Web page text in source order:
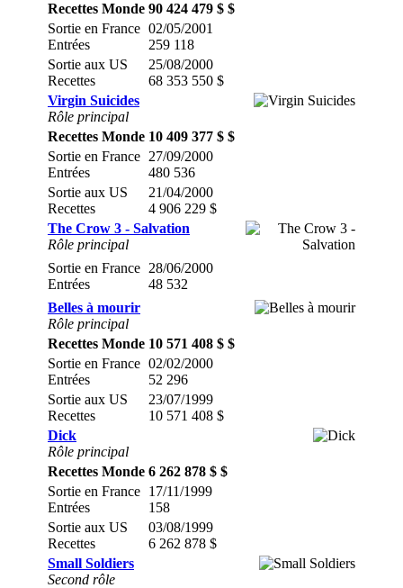
Recettes Monde 90 424 479 $ $
Sortie en France
Entrées
02/05/2001
259 118
Sortie aux US
Recettes
25/08/2000
68 353 550 $
Virgin Suicides
Rôle principal
Recettes Monde 10 409 377 $ $
Sortie en France
Entrées
27/09/2000
480 536
Sortie aux US
Recettes
21/04/2000
4 906 229 $
The Crow 3 - Salvation
Rôle principal
Sortie en France
Entrées
28/06/2000
48 532
Belles à mourir
Rôle principal
Recettes Monde 10 571 408 $ $
Sortie en France
Entrées
02/02/2000
52 296
Sortie aux US
Recettes
23/07/1999
10 571 408 $
Dick
Rôle principal
Recettes Monde 6 262 878 $ $
Sortie en France
Entrées
17/11/1999
158
Sortie aux US
Recettes
03/08/1999
6 262 878 $
Small Soldiers
Second rôle